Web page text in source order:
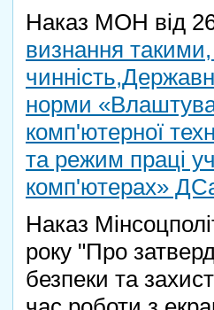
Наказ МОН від
визнання
норми
комп'ютерної
та режим праці
комп'ютерах»
Наказ
року "Про
безпеки та